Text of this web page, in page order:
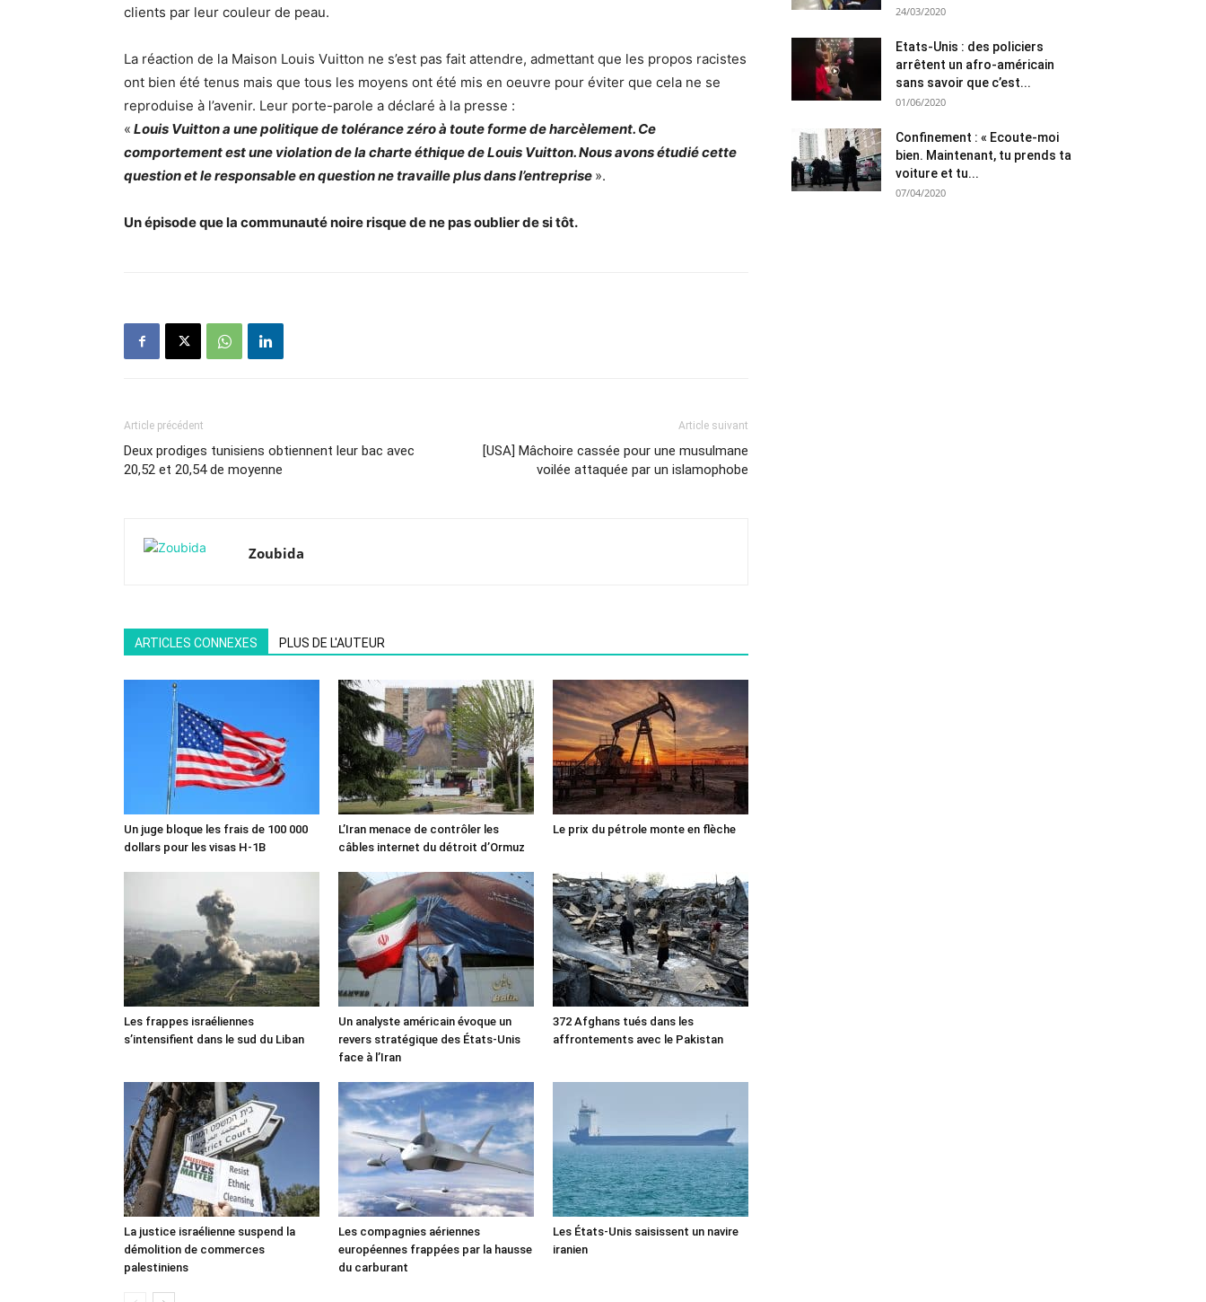
clients par leur couleur de peau.
La réaction de la Maison Louis Vuitton ne s’est pas fait attendre, admettant que les propos racistes
ont bien été tenus mais que tous les moyens ont été mis en oeuvre pour éviter que cela ne se
reproduise à l’avenir. Leur porte-parole a déclaré à la presse :
« Louis Vuitton a une politique de tolérance zéro à toute forme de harcèlement. Ce
comportement est une violation de la charte éthique de Louis Vuitton. Nous avons étudié cette
question et le responsable en question ne travaille plus dans l’entreprise ».
Un épisode que la communauté noire risque de ne pas oublier de si tôt.
Article précédent
Deux prodiges tunisiens obtiennent leur bac avec
20,52 et 20,54 de moyenne
Article suivant
[USA] Mâchoire cassée pour une musulmane
voilée attaquée par un islamophobe
Zoubida
ARTICLES CONNEXES PLUS DE L'AUTEUR
Un juge bloque les frais de 100 000
dollars pour les visas H-1B
L’Iran menace de contrôler les
câbles internet du détroit d’Ormuz
Le prix du pétrole monte en flèche
Les frappes israéliennes
s’intensifient dans le sud du Liban
Un analyste américain évoque un
revers stratégique des États-Unis
face à l’Iran
372 Afghans tués dans les
affrontements avec le Pakistan
La justice israélienne suspend la
démolition de commerces
palestiniens
Les compagnies aériennes
européennes frappées par la hausse
du carburant
Les États-Unis saisissent un navire
iranien
24/03/2020
Etats-Unis : des policiers
arrêtent un afro-américain
sans savoir que c’est...
01/06/2020
Confinement : « Ecoute-moi
bien. Maintenant, tu prends ta
voiture et tu...
07/04/2020